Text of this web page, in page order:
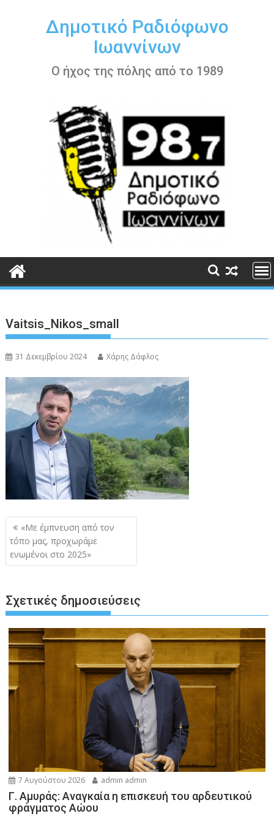
περιεχόμενοΔημοτικό Ραδιόφωνο
Ιωαννίνων
Ο ήχος της πόλης από το 1989
Vaitsis_Nikos_small
31 Δεκεμβρίου 2024 Χάρης Δάφλος
Πλοήγηση
άρθρων
«Με έμπνευση από τον
τόπο μας, προχωράμε
ενωμένοι στο 2025»
Σχετικές δημοσιεύσεις
7 Αυγούστου 2026 admin admin
Γ. Αμυράς: Αναγκαία η επισκευή του αρδευτικού
φράγματος Αώου